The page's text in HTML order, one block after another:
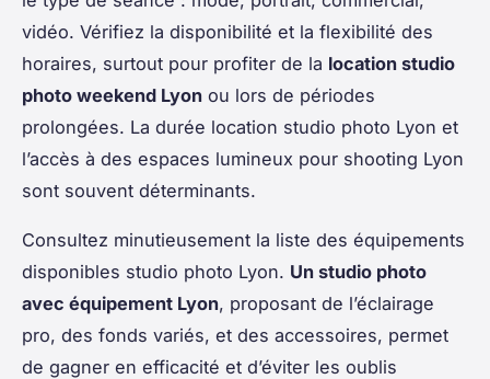
vidéo. Vérifiez la disponibilité et la flexibilité des
horaires, surtout pour profiter de la location studio
photo weekend Lyon ou lors de périodes
prolongées. La durée location studio photo Lyon et
l’accès à des espaces lumineux pour shooting Lyon
sont souvent déterminants.
Consultez minutieusement la liste des équipements
disponibles studio photo Lyon. Un studio photo
avec équipement Lyon, proposant de l’éclairage
pro, des fonds variés, et des accessoires, permet
de gagner en efficacité et d’éviter les oublis